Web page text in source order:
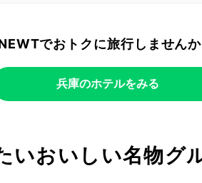
でおトクに旅行しません
兵庫のホテルをみる
いおいしい名物グ